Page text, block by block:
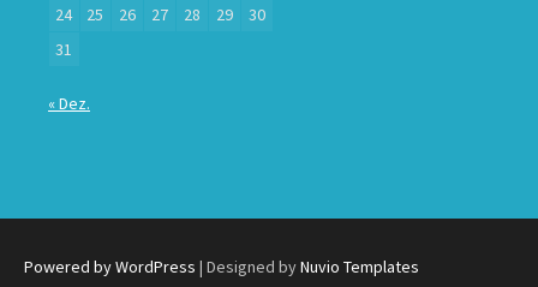
24
25 26 27 28 29
30
31
« Dez.
Powered by WordPress | Designed byNuvio Templates